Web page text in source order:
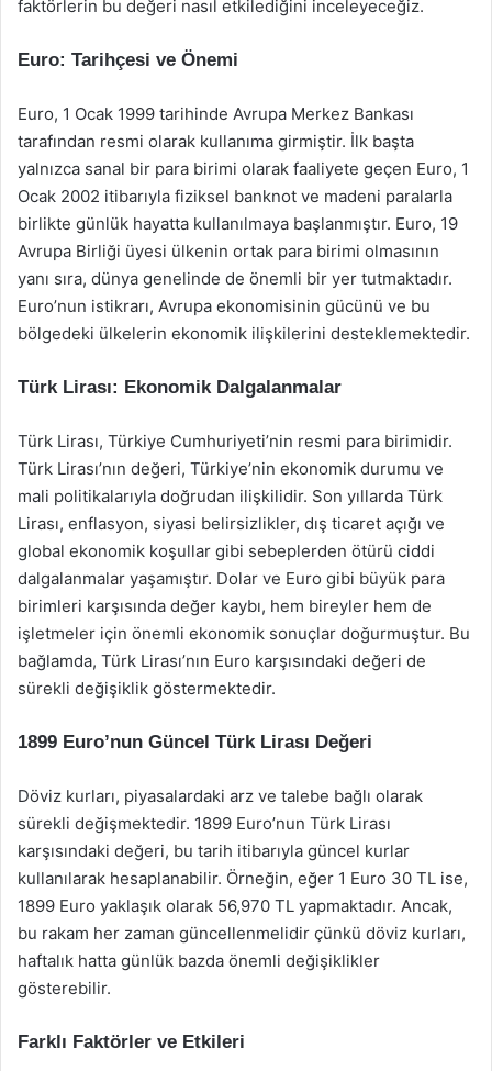
faktörlerin bu değeri nasıl etkilediğini inceleyeceğiz.
Euro: Tarihçesi ve Önemi
Euro, 1 Ocak 1999 tarihinde Avrupa Merkez Bankası
tarafından resmi olarak kullanıma girmiştir. İlk başta
yalnızca sanal bir para birimi olarak faaliyete geçen Euro, 1
Ocak 2002 itibarıyla fiziksel banknot ve madeni paralarla
birlikte günlük hayatta kullanılmaya başlanmıştır. Euro, 19
Avrupa Birliği üyesi ülkenin ortak para birimi olmasının
yanı sıra, dünya genelinde de önemli bir yer tutmaktadır.
Euro’nun istikrarı, Avrupa ekonomisinin gücünü ve bu
bölgedeki ülkelerin ekonomik ilişkilerini desteklemektedir.
Türk Lirası: Ekonomik Dalgalanmalar
Türk Lirası, Türkiye Cumhuriyeti’nin resmi para birimidir.
Türk Lirası’nın değeri, Türkiye’nin ekonomik durumu ve
mali politikalarıyla doğrudan ilişkilidir. Son yıllarda Türk
Lirası, enflasyon, siyasi belirsizlikler, dış ticaret açığı ve
global ekonomik koşullar gibi sebeplerden ötürü ciddi
dalgalanmalar yaşamıştır. Dolar ve Euro gibi büyük para
birimleri karşısında değer kaybı, hem bireyler hem de
işletmeler için önemli ekonomik sonuçlar doğurmuştur. Bu
bağlamda, Türk Lirası’nın Euro karşısındaki değeri de
sürekli değişiklik göstermektedir.
1899 Euro’nun Güncel Türk Lirası Değeri
Döviz kurları, piyasalardaki arz ve talebe bağlı olarak
sürekli değişmektedir. 1899 Euro’nun Türk Lirası
karşısındaki değeri, bu tarih itibarıyla güncel kurlar
kullanılarak hesaplanabilir. Örneğin, eğer 1 Euro 30 TL ise,
1899 Euro yaklaşık olarak 56,970 TL yapmaktadır. Ancak,
bu rakam her zaman güncellenmelidir çünkü döviz kurları,
haftalık hatta günlük bazda önemli değişiklikler
gösterebilir.
Farklı Faktörler ve Etkileri